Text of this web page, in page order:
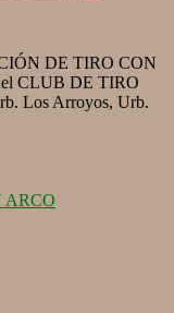
DE TIRO CON
CLUB DE TIRO
Los Arroyos, Urb.
ARCO